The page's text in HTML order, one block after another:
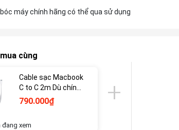
máy chính hãng có thể qua sử dụng
cùng
Cable sạc Macbook
C to C 2m Dù chính
hãng
790.000₫
đang xem